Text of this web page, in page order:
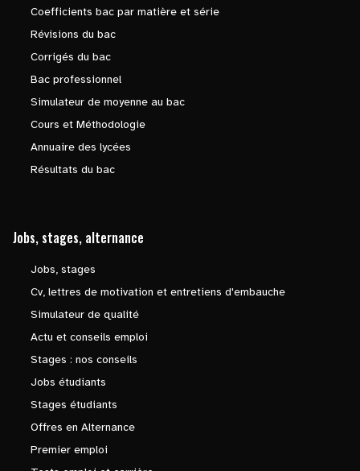
Coefficients bac par matière et série
Révisions du bac
Corrigés du bac
Bac professionnel
Simulateur de moyenne au bac
Cours et Méthodologie
Annuaire des lycées
Résultats du bac
Jobs, stages, alternance
Jobs, stages
Cv, lettres de motivation et entretiens d'embauche
Simulateur de qualité
Actu et conseils emploi
Stages : nos conseils
Jobs étudiants
Stages étudiants
Offres en Alternance
Premier emploi